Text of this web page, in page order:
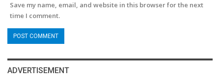
Save my name, email, and website in this browser for the next
time I comment.
ADVERTISEMENT